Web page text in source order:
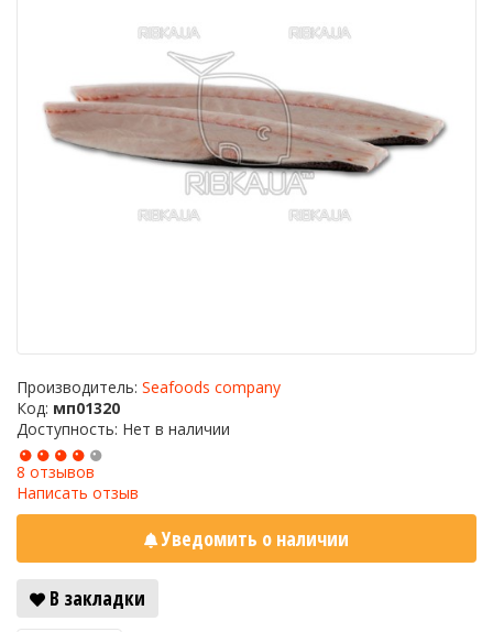
Производитель: Seafoods company
Код: мп01320
Доступность: Нет в наличии
8 отзывов
Написать отзыв
Уведомить о наличии
В закладки